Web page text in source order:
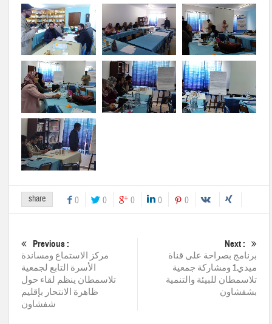
share 0 0 0 0 0
Previous :
مركز الاستماع ومساندة
الأسرة التابع لجمعية
تلاسمطان ينظم لقاء حول
ظاهرة الانتحار بإقليم
شفشاون
Next :
برنامج بصراحة على قناة
ميدي1 ومشاركة جمعية
تلاسمطان للبيئة والتنمية
بشفشاون